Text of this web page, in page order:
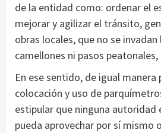
de la entidad como: ordenar el
mejorar y agilizar el tránsito,
obras locales, que no se
camellones ni pasos
En ese sentido, de igual manera
colocación y uso de
estipular que ninguna autoridad
pueda aprovechar por sí mismo